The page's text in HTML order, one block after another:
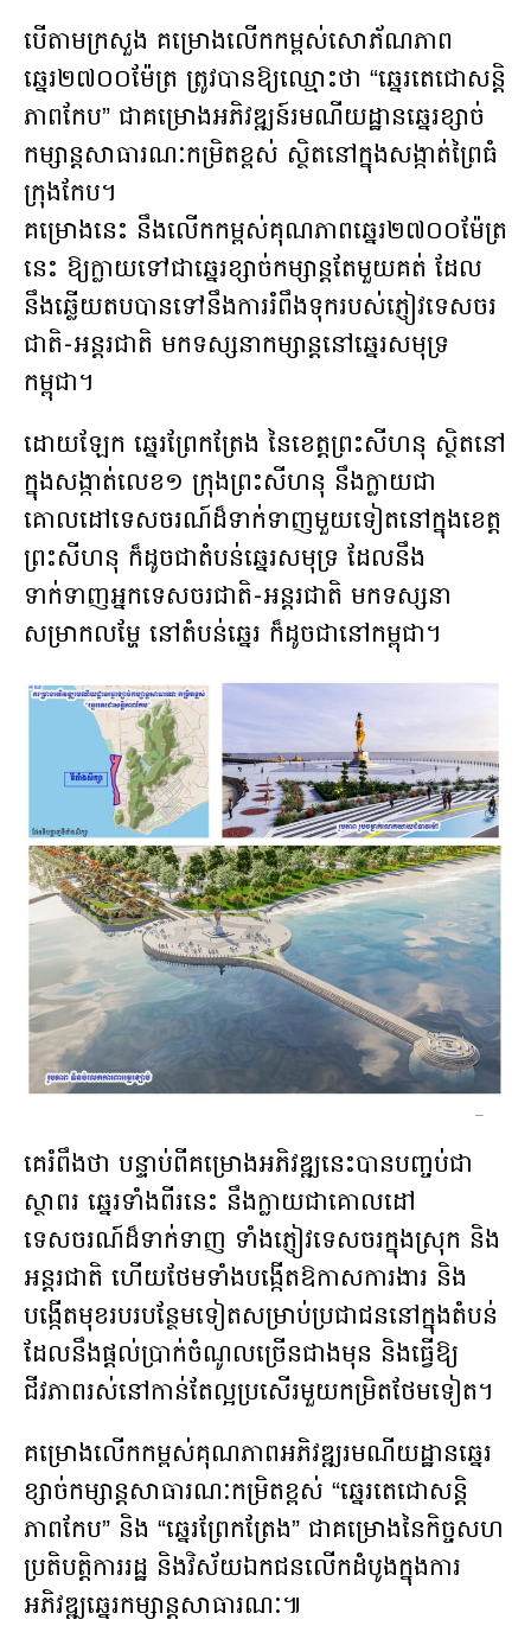
បើតាម​ក្រសួង គម្រោងលើកកម្ពស់សោភ័ណភាព
ឆ្នេរ២៧០០ម៉ែត្រ ត្រូវបានឱ្យឈ្មោះថា “ឆ្នេរតេជោសន្តិ
ភាពកែប” ជាគម្រោងអភិវឌ្ឍន៍រមណីយដ្ឋានឆ្នេរខ្សាច់​
កម្សាន្តសាធារណៈកម្រិតខ្ពស់ ស្ថិតនៅក្នុងសង្កាត់ព្រៃធំ
ក្រុងកែប។
គម្រោងនេះ នឹងលើកកម្ពស់គុណភាពឆ្នេរ២៧០០ម៉ែត្រ
នេះ ឱ្យក្លាយទៅជា​ឆ្នេរខ្សាច់កម្សាន្តតែមួយគត់ ដែល
នឹងឆ្លើយតបបានទៅនឹងការរំពឹងទុក​របស់ភ្ញៀវទេសចរ
ជាតិ-អន្តរជាតិ មកទស្សនាកម្សាន្តនៅឆ្នេរសមុទ្រ
កម្ពុជា។
ដោយឡែក ឆ្នេរព្រែកត្រែង នៃខេត្តព្រះសីហនុ ស្ថិតនៅ
ក្នុងសង្កាត់លេខ១ ក្រុងព្រះសីហនុ នឹងក្លាយជា
គោលដៅទេសចរណ៍ដ៏ទាក់ទាញ​មួយទៀត​នៅក្នុងខេត្ត
ព្រះសីហនុ ក៏ដូចជាតំបន់ឆ្នេរសមុទ្រ ដែលនឹង
ទាក់ទាញ​អ្នកទេសច​រជាតិ-អន្តរជាតិ មកទស្សនា
សម្រាកលម្ហែ នៅតំបន់ឆ្នេរ ក៏ដូចជានៅកម្ពុជា។
–
គេរំពឹងថា បន្ទាប់ពីគម្រោងអភិវឌ្ឍនេះបានបញ្ចប់ជា
ស្ថាពរ ឆ្នេរទាំងពីរនេះ នឹងក្លាយជាគោលដៅ
ទេសចរណ៍ដ៏ទាក់ទាញ ទាំងភ្ញៀវទេសចរក្នុងស្រុក និង
អន្តរជាតិ ហើយថែមទាំងបង្កើតឱកាសការងារ និង
បង្កើតមុខរបរបន្ថែម​ទៀត​សម្រាប់ប្រជាជននៅក្នុងតំបន់
ដែលនឹងផ្តល់ប្រាក់ចំណូលច្រើនជាង​មុន និងធ្វើឱ្យ
ជីវភាពរស់នៅកាន់តែល្អប្រសើរមួយកម្រិតថែមទៀត។
គម្រោងលើកកម្ពស់គុណភាពអភិវឌ្ឍរមណីយដ្ឋានឆ្នេរ
ខ្សាច់កម្សាន្តសាធារណៈកម្រិតខ្ពស់ “ឆ្នេរតេជោសន្តិ
ភាពកែប” និង “ឆ្នេរព្រែកត្រែង” ជាគម្រោងនៃកិច្ចសហ
ប្រតិបត្តិការរដ្ឋ និងវិស័យឯកជនលើកដំបូងក្នុងការ​
អភិវឌ្ឍឆ្នេរកម្សាន្តសាធារណៈ៕